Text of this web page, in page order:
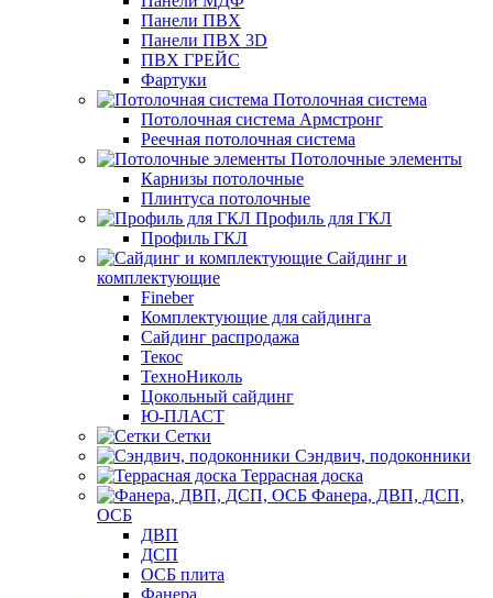
Панели ПВХ
Панели ПВХ 3D
ПВХ ГРЕЙС
Фартуки
Потолочная система
Потолочная система Армстронг
Реечная потолочная система
Потолочные элементы
Карнизы потолочные
Плинтуса потолочные
Профиль для ГКЛ
Профиль ГКЛ
Сайдинг и
комплектующие
Fineber
Комплектующие для сайдинга
Сайдинг распродажа
Текос
ТехноНиколь
Цокольный сайдинг
Ю-ПЛАСТ
Сетки
Сэндвич, подоконники
Террасная доска
Фанера, ДВП, ДСП,
ОСБ
ДВП
ДСП
ОСБ плита
Фанера